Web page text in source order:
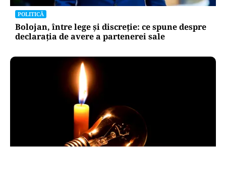
POLITICĂ
Bolojan, între lege și discreție: ce spune despre
declarația de avere a partenerei sale